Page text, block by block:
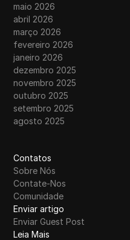
maio 2026
abril 2026
março 2026
fevereiro 2026
janeiro 2026
dezembro 2025
novembro 2025
outubro 2025
setembro 2025
agosto 2025
Contatos
Sobre Nós
Contate-Nos
Comunidade
Enviar artigo
Enviar Guest Post
Leia Mais